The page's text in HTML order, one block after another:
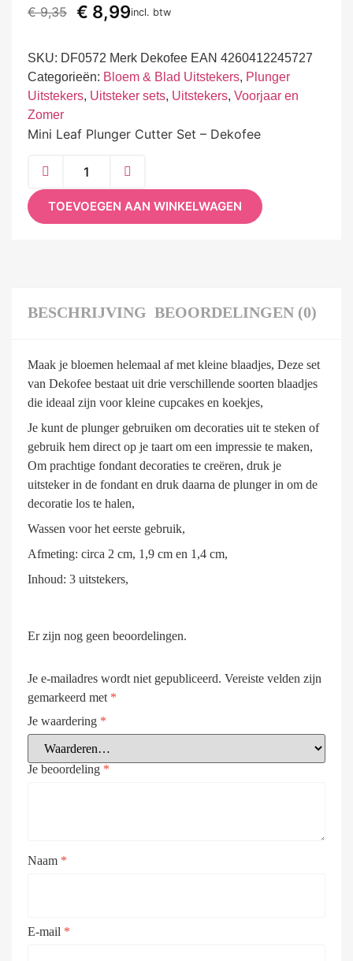
€9,35 € 8,99incl. btw
SKU: DF0572 Merk Dekofee EAN 4260412245727
Categorieën: Bloem & Blad Uitstekers, Plunger
Uitstekers, Uitsteker sets, Uitstekers, Voorjaar en
Zomer
Mini Leaf Plunger Cutter Set – Dekofee
TOEVOEGEN AAN WINKELWAGEN
BESCHRIJVING BEOORDELINGEN (0)
Maak je bloemen helemaal af met kleine blaadjes, Deze set
van Dekofee bestaat uit drie verschillende soorten blaadjes
die ideaal zijn voor kleine cupcakes en koekjes,
Je kunt de plunger gebruiken om decoraties uit te steken of
gebruik hem direct op je taart om een impressie te maken,
Om prachtige fondant decoraties te creëren, druk je
uitsteker in de fondant en druk daarna de plunger in om de
decoratie los te halen,
Wassen voor het eerste gebruik,
Afmeting: circa 2 cm, 1,9 cm en 1,4 cm,
Inhoud: 3 uitstekers,
Er zijn nog geen beoordelingen.
Je e-mailadres wordt niet gepubliceerd. Vereiste velden zijn
gemarkeerd met *
Je waardering *
Je beoordeling *
Naam *
E-mail *